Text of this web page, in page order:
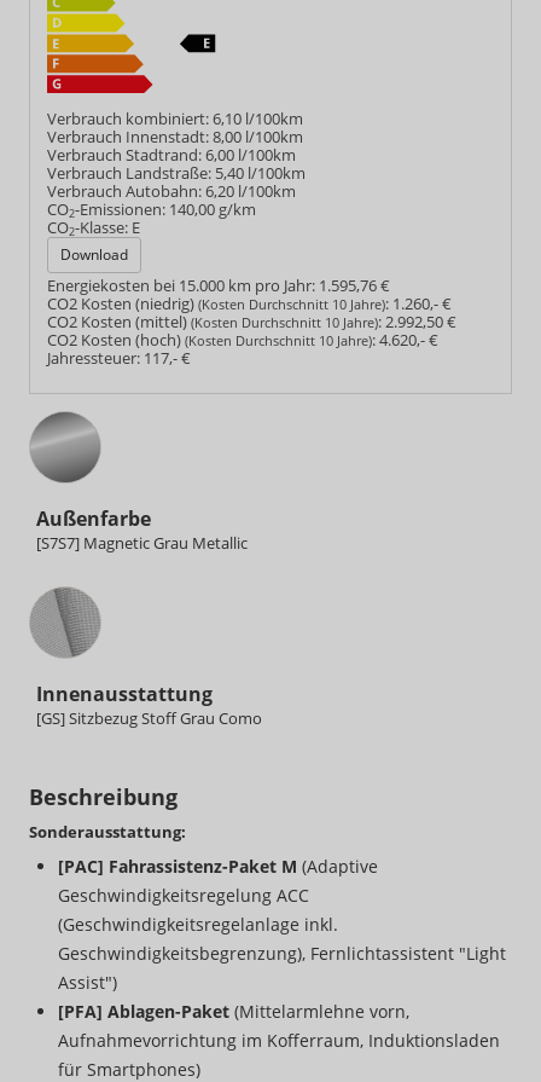
Verbrauch kombiniert:6,10 l/100km
Verbrauch Innenstadt:8,00 l/100km
Verbrauch Stadtrand:6,00 l/100km
Verbrauch Landstraße: 5,40 l/100km
Verbrauch Autobahn:6,20 l/100km
CO2-Emissionen: 140,00 g/km
CO2-Klasse: E
Download
Energiekosten bei 15.000 km pro Jahr: 1.595,76 €
CO2 Kosten (niedrig) (Kosten Durchschnitt 10 Jahre): 1.260,- €
CO2 Kosten (mittel) (Kosten Durchschnitt 10 Jahre):2.992,50 €
CO2 Kosten (hoch) (Kosten Durchschnitt 10 Jahre):4.620,- €
Jahressteuer: 117,- €
Außenfarbe
[S7S7] Magnetic Grau Metallic
Innenausstattung
Innenausstattung
[GS] Sitzbezug Stoff Grau Como
Beschreibung
Sonderausstattung:
[PAC] Fahrassistenz-Paket M (Adaptive
Geschwindigkeitsregelung ACC
(Geschwindigkeitsregelanlage inkl.
Geschwindigkeitsbegrenzung), Fernlichtassistent "Light
Assist")
[PFA] Ablagen-Paket (Mittelarmlehne vorn,
Aufnahmevorrichtung im Kofferraum, Induktionsladen
für Smartphones)